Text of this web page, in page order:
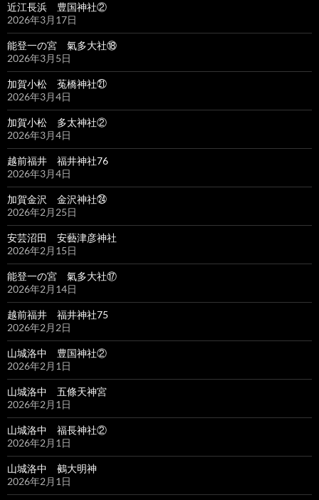
近江長浜 豊国神社②
2026年3月17日
能登一の宮 氣多大社⑱
2026年3月5日
加賀小松 菟橋神社㉑
2026年3月4日
加賀小松 多太神社②
2026年3月4日
越前福井 福井神社76
2026年3月4日
加賀金沢 金沢神社㉔
2026年2月25日
安芸沼田 安藝津彦神社
2026年2月15日
能登一の宮 氣多大社⑰
2026年2月14日
越前福井 福井神社75
2026年2月2日
山城洛中 豊国神社②
2026年2月1日
山城洛中 五條天神宮
2026年2月1日
山城洛中 福長神社②
2026年2月1日
山城洛中 鵺大明神
2026年2月1日